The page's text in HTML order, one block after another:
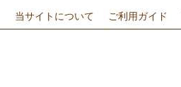
当サイトについて ご利用ガイド